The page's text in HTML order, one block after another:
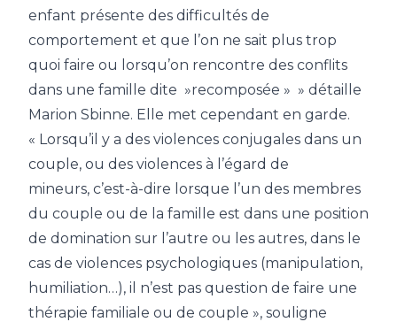
enfant présente des difficultés de
comportement et que l’on ne sait plus trop
quoi faire ou lorsqu’on rencontre des conflits
dans une famille dite »recomposée » » détaille
Marion Sbinne. Elle met cependant en garde.
« Lorsqu’il y a des violences conjugales dans un
couple, ou des violences à l’égard de
mineurs, c’est-à-dire lorsque l’un des membres
du couple ou de la famille est dans une position
de domination sur l’autre ou les autres, dans le
cas de violences psychologiques (manipulation,
humiliation…), il n’est pas question de faire une
thérapie familiale ou de couple », souligne